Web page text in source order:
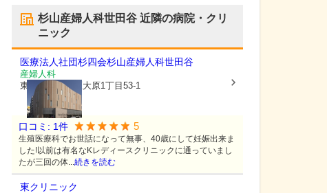
杉山産婦人科世田谷 近隣の病院・クリ
ニック
医療法人社団杉四会杉山産婦人科世田谷
産婦人科
東京都世田谷区大原1丁目53-1
口コミ: 1件 5
生殖医療科でお世話になって無事、40歳にして妊娠出来ま
した!以前は有名なKレディースクリニックに通っていまし
たが三回の体...続きを読む
東クリニック